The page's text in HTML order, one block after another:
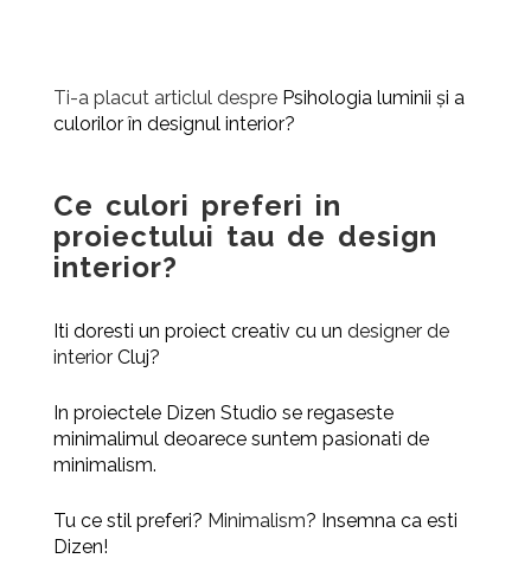
Ti-a placut articlul despre Psihologia luminii și a
culorilor în designul interior?
Ce culori preferi in
proiectului tau de design
interior?
Iti doresti un proiect creativ cu un designer de
interiorCluj?
In proiectele Dizen Studio se regaseste
minimalimul deoarece suntem pasionati de
minimalism.
Tu ce stil preferi? Minimalism? Insemna ca esti
Dizen!